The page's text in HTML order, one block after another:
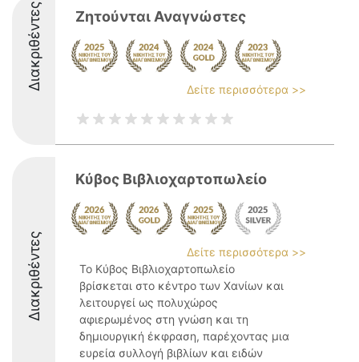
Διακριθέντες Ζητούνται Αναγνώστες
Δείτε περισσότερα >>
Διακριθέντες
Κύβος Βιβλιοχαρτοπωλείο
Δείτε περισσότερα >>
Το Κύβος Βιβλιοχαρτοπωλείο
βρίσκεται στο κέντρο των Χανίων και
λειτουργεί ως πολυχώρος
αφιερωμένος στη γνώση και τη
δημιουργική έκφραση, παρέχοντας μια
ευρεία συλλογή βιβλίων και ειδών